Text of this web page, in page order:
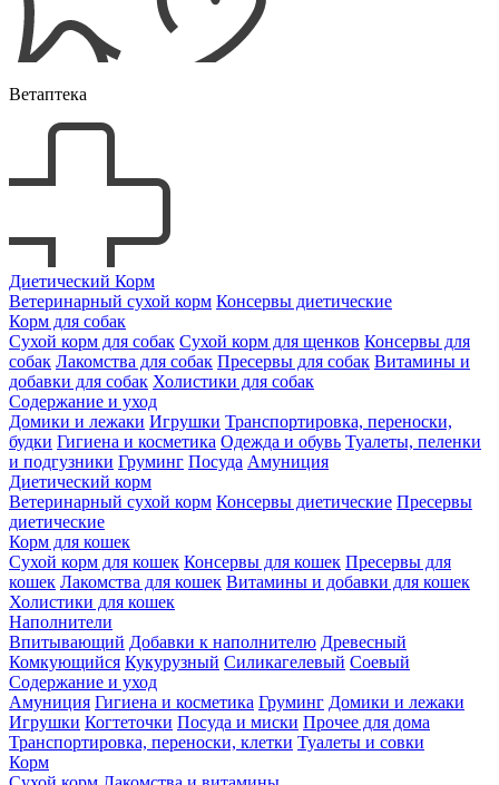
Ветаптека
Диетический Корм
Ветеринарный сухой корм Консервы диетические
Корм для собак
Сухой корм для собак Сухой корм для щенков Консервы для
собак Лакомства для собак Пресервы для собак Витамины и
добавки для собак Холистики для собак
Содержание и уход
Домики и лежаки Игрушки Транспортировка, переноски,
будки Гигиена и косметика Одежда и обувь Туалеты, пеленки
и подгузники Груминг Посуда Амуниция
Диетический корм
Ветеринарный сухой корм Консервы диетические Пресервы
диетические
Корм для кошек
Сухой корм для кошек Консервы для кошек Пресервы для
кошек Лакомства для кошек Витамины и добавки для кошек
Холистики для кошек
Наполнители
Впитывающий Добавки к наполнителю Древесный
Комкующийся Кукурузный Силикагелевый Соевый
Содержание и уход
Амуниция Гигиена и косметика Груминг Домики и лежаки
Игрушки Когтеточки Посуда и миски Прочее для дома
Транспортировка, переноски, клетки Туалеты и совки
Корм